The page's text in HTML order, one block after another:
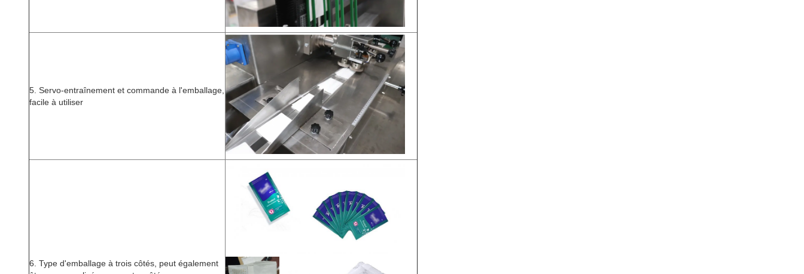
5. Servo-entraînement et commande à l'emballage,
facile à utiliser
6. Type d'emballage à trois côtés, peut également